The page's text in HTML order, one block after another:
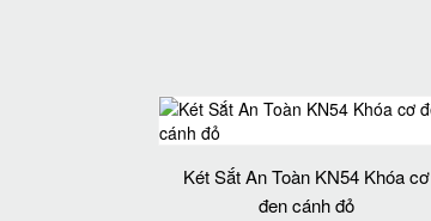
Két Sắt An Toàn KN54 Khóa cơ
đen cánh đỏ